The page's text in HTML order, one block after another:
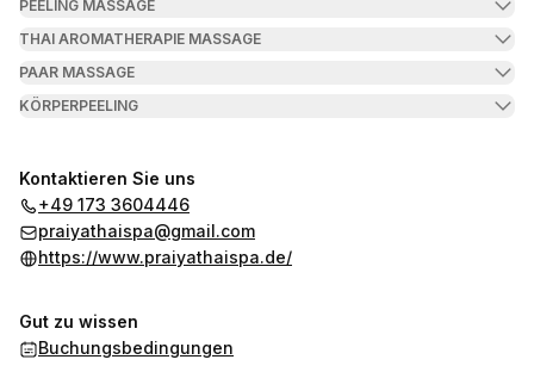
PEELING MASSAGE
THAI AROMATHERAPIE MASSAGE
PAAR MASSAGE
KÖRPERPEELING
Kontaktieren Sie uns
+49 173 3604446
praiyathaispa@gmail.com
https://www.praiyathaispa.de/
Gut zu wissen
Buchungsbedingungen